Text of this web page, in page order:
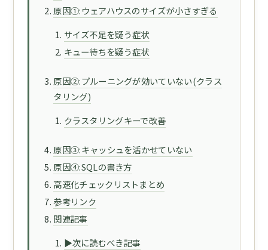
原因①:ウェアハウスのサイズが小さすぎる
サイズ不足を疑う症状
キュー待ちを疑う症状
原因②:プルーニングが効いていない(クラス
タリング)
クラスタリングキーで改善
原因③:キャッシュを活かせていない
原因④:SQLの書き方
高速化チェックリストまとめ
参考リンク
関連記事
▶次に読むべき記事